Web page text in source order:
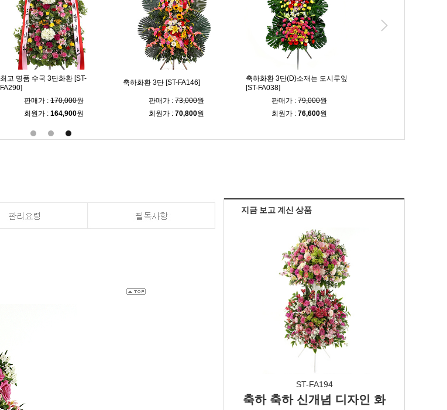
최고 명품 수국 3단화환 [ST-
FA290]
판매가 :170,000원
회원가 : 164,900원
축하화환 3단 [ST-FA146]
판매가 : 73,000원
회원가 : 70,800원
축하화환 3단(D)소재는 도시루잎
[ST-FA038]
판매가 : 79,000원
회원가 : 76,600원
지금 보고 계신 상품
ST-FA194
축하 축하 신개념 디자인 화